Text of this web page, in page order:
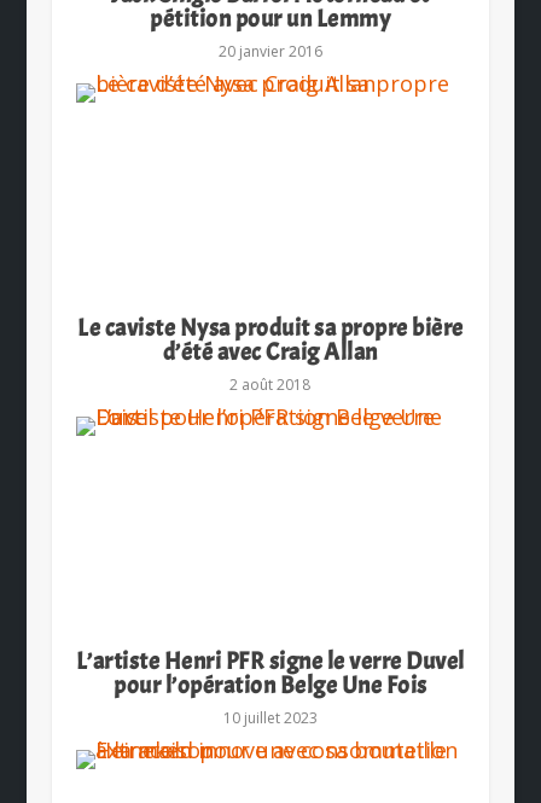
pétition pour un Lemmy
20 janvier 2016
Le caviste Nysa produit sa propre bière
d’été avec Craig Allan
2 août 2018
L’artiste Henri PFR signe le verre Duvel
pour l’opération Belge Une Fois
10 juillet 2023